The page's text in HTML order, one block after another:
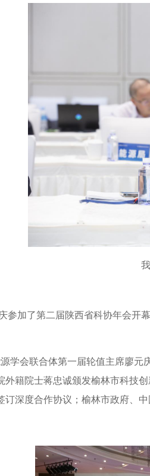
参加了第二届陕西省科协年会开
学会联合体第一届轮值主席廖
外籍院士蒋忠诚颁发榆林市科技
深度合作协议；榆林市政府、